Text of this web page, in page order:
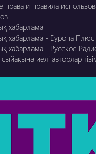
права и правила
хабарлама
хабарлама - Еуропа Плюс
хабарлама - Русское
иелі авторлар